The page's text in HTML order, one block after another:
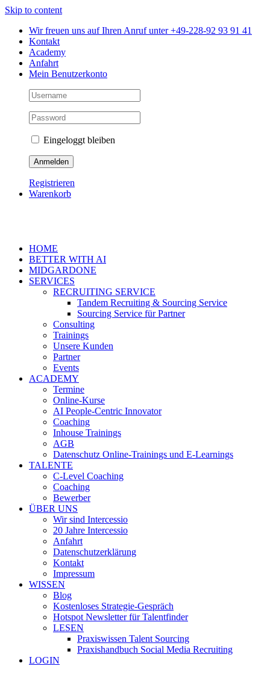
Skip to content
Wir freuen uns auf Ihren Anruf unter +49-228-92 93 91 41
Kontakt
Academy
Anfahrt
Mein Benutzerkonto
Eingeloggt bleiben
Registrieren
Warenkorb
HOME
BETTER WITH AI
MIDGARDONE
SERVICES
RECRUITING SERVICE
Tandem Recruiting & Sourcing Service
Sourcing Service für Partner
Consulting
Trainings
Unsere Kunden
Partner
Events
ACADEMY
Termine
Online-Kurse
AI People-Centric Innovator
Coaching
Inhouse Trainings
AGB
Datenschutz Online-Trainings und E-Learnings
TALENTE
C-Level Coaching
Coaching
Bewerber
ÜBER UNS
Wir sind Intercessio
20 Jahre Intercessio
Anfahrt
Datenschutzerklärung
Kontakt
Impressum
WISSEN
Blog
Kostenloses Strategie-Gespräch
Hotspot Newsletter für Talentfinder
LESEN
Praxiswissen Talent Sourcing
Praxishandbuch Social Media Recruiting
LOGIN